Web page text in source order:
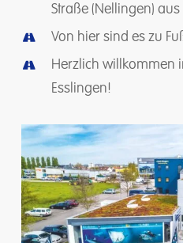
Straße (Nellingen) aus
Von hier sind es zu
Herzlich willkommen
Esslingen!